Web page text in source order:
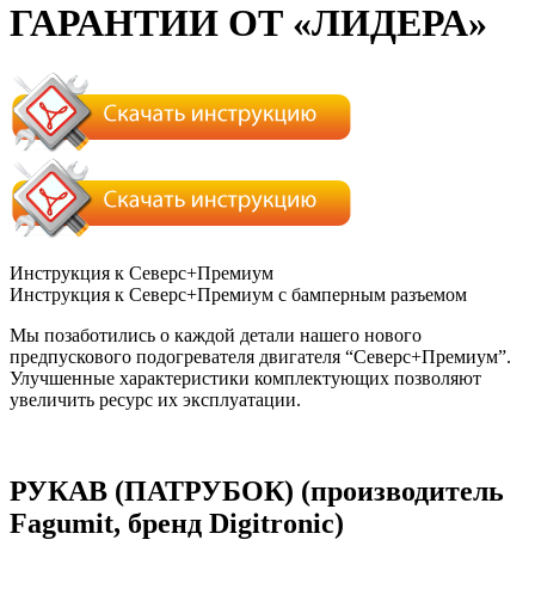
ГАРАНТИИ ОТ «ЛИДЕРА»
Инструкция к Северс+Премиум
Инструкция к Северс+Премиум с бамперным разъемом
Мы позаботились о каждой детали нашего нового
предпускового подогревателя двигателя “Северс+Премиум”.
Улучшенные характеристики комплектующих позволяют
увеличить ресурс их эксплуатации.
РУКАВ (ПАТРУБОК) (производитель
Fagumit, бренд Digitronic)